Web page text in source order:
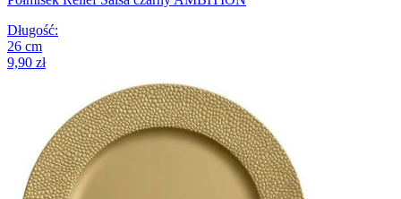
Długość:
26 cm
9,90 zł